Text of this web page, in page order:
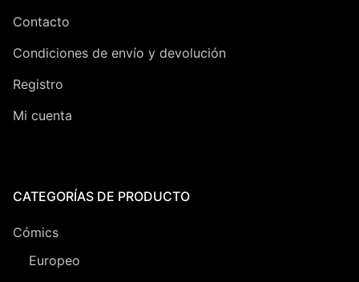
Contacto
Condiciones de envío y devolución
Registro
Mi cuenta
CATEGORÍAS DE PRODUCTO
Cómics
Europeo